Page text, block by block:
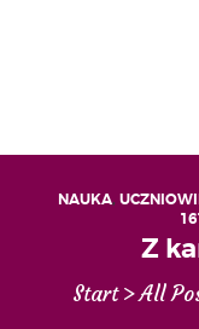
NAUKA,
Z
Start All
UCZEŃ